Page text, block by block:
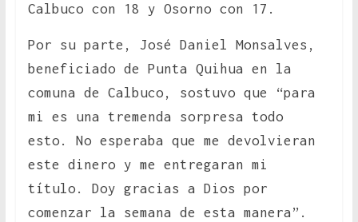
Calbuco con 18 y Osorno con 17.
Por su parte, José Daniel Monsalves,
beneficiado de Punta Quihua en la
comuna de Calbuco, sostuvo que “para
mi es una tremenda sorpresa todo
esto. No esperaba que me devolvieran
este dinero y me entregaran mi
título. Doy gracias a Dios por
comenzar la semana de esta manera”.